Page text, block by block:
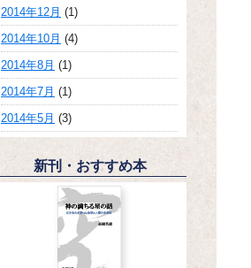
2014年12月 (1)
2014年10月 (4)
2014年8月 (1)
2014年7月 (1)
2014年5月 (3)
新刊・おすすめ本